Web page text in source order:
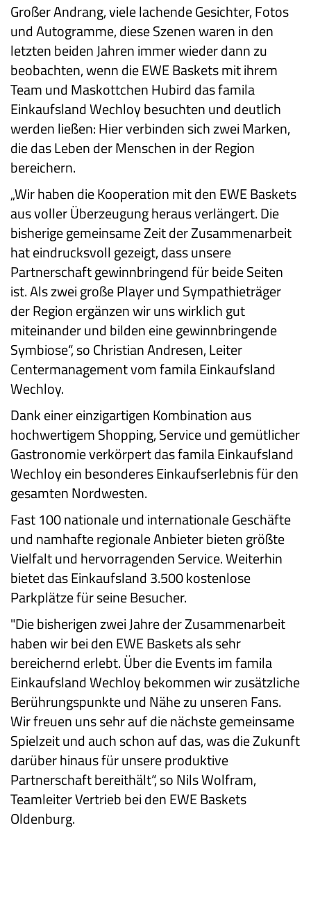
Großer Andrang, viele lachende Gesichter, Fotos
und Autogramme, diese Szenen waren in den
letzten beiden Jahren immer wieder dann zu
beobachten, wenn die EWE Baskets mit ihrem
Team und Maskottchen Hubird das famila
Einkaufsland Wechloy besuchten und deutlich
werden ließen: Hier verbinden sich zwei Marken,
die das Leben der Menschen in der Region
bereichern.
„Wir haben die Kooperation mit den EWE Baskets
aus voller Überzeugung heraus verlängert. Die
bisherige gemeinsame Zeit der Zusammenarbeit
hat eindrucksvoll gezeigt, dass unsere
Partnerschaft gewinnbringend für beide Seiten
ist. Als zwei große Player und Sympathieträger
der Region ergänzen wir uns wirklich gut
miteinander und bilden eine gewinnbringende
Symbiose“, so Christian Andresen, Leiter
Centermanagement vom famila Einkaufsland
Wechloy.
Dank einer einzigartigen Kombination aus
hochwertigem Shopping, Service und gemütlicher
Gastronomie verkörpert das famila Einkaufsland
Wechloy ein besonderes Einkaufserlebnis für den
gesamten Nordwesten.
Fast 100 nationale und internationale Geschäfte
und namhafte regionale Anbieter bieten größte
Vielfalt und hervorragenden Service. Weiterhin
bietet das Einkaufsland 3.500 kostenlose
Parkplätze für seine Besucher.
"Die bisherigen zwei Jahre der Zusammenarbeit
haben wir bei den EWE Baskets als sehr
bereichernd erlebt. Über die Events im famila
Einkaufsland Wechloy bekommen wir zusätzliche
Berührungspunkte und Nähe zu unseren Fans.
Wir freuen uns sehr auf die nächste gemeinsame
Spielzeit und auch schon auf das, was die Zukunft
darüber hinaus für unsere produktive
Partnerschaft bereithält“, so Nils Wolfram,
Teamleiter Vertrieb bei den EWE Baskets
Oldenburg.